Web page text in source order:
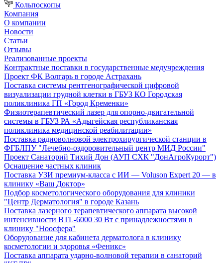
Кольпоскопы
Компания
О компании
Новости
Статьи
Отзывы
Реализованные проекты
Контрактные поставки в государственные медучреждения
Проект ФК Волгарь в городе Астрахань
Поставка системы рентгенографической цифровой
визуализации грудной клетки в ГБУЗ КО Городская
поликлиника ГП «Город Кременки»
Физиотерапевтический лазер для опорно-двигательной
системы в ГБУЗ РА «Адыгейская республиканская
поликлиника медицинской реабилитации»
Поставка радиоволновой электрохирургической станции в
ФГБЛПУ "Лечебно-оздоровительный центр МИД России"
Проект Санаторий Тихий Дон (АУП СХК "ДонАгроКурорт")
Оснащение частных клиник
Поставка УЗИ премиум-класса с ИИ — Voluson Expert 20 — в
клинику «Ваш Доктор»
Подбор косметологического оборудования для клиники
"Центр Дерматология" в городе Казань
Поставка лазерного терапевтического аппарата высокой
интенсивности BTL-6000 30 Вт с принадлежностями в
клинику "Ноосфера"
Оборудование для кабинета дерматолога в клинику
косметологии и здоровья «Феникс»
Поставка аппарата ударно-волновой терапии в санаторий